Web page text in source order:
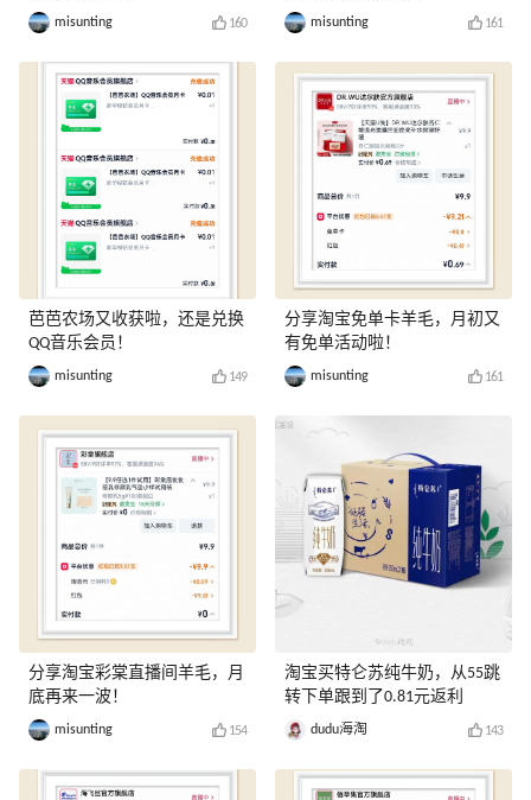
misunting 160
芭芭农场又收获啦，还是兑换
QQ音乐会员！
misunting 149
分享淘宝彩棠直播间羊毛，月
底再来一波！
misunting 154
misunting 161
分享淘宝免单卡羊毛，月初又
有免单活动啦！
misunting 161
淘宝买特仑苏纯牛奶，从55跳
转下单跟到了0.81元返利
dudu海淘 143